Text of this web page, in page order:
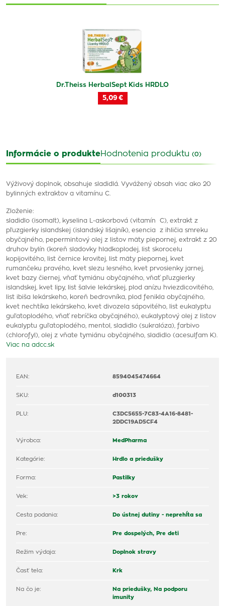
Dr.Theiss HerbalSept Kids HRDLO
5,09 €
Informácie o produkteHodnotenia produktu (0)
Výživový doplnok, obsahuje sladidlá. Vyvážený obsah viac ako 20
bylinných extraktov a vitamínu C.
Zloženie:
sladidlo (isomalt), kyselina L-askorbová (vitamín C), extrakt z
pľuzgierky islandskej (islandský lišajník), esencia z ihličia smreku
obyčajného, pepermintový olej z listov mäty piepornej, extrakt z 20
druhov bylín (koreň sladovky hladkoplodej, list skorocelu
kopijovitého, list černice krovitej, list mäty piepornej, kvet
rumančeku pravého, kvet slezu lesného, kvet prvosienky jarnej,
kvet bazy čiernej, vňať tymiánu obyčajného, vňať pľuzgierky
islandskej, kvet lipy, list šalvie lekárskej, plod anízu hviezdicovitého,
list ibiša lekárskeho, koreň bedrovníka, plod fenikla obyčajného,
kvet nechtíka lekárskeho, kvet divozela sápovitého, list eukalyptu
guľatoplodého, vňať rebríčka obyčajného), eukalyptový olej z listov
eukalyptu guľatoplodého, mentol, sladidlo (sukralóza), farbivo
(chlorofyl), olej z vňate tymiánu obyčajného, sladidlo (acesulfam K).
Viac na adcc.sk
EAN: 8594045474664
SKU: d100313
PLU:
C3DC5655-7C83-4A16-8481-
2DDC19AD5CF4
Výrobca: MedPharma
Kategórie: Hrdlo a priedušky
Forma: Pastilky
Vek: >3 rokov
Cesta podania: Do ústnej dutiny - neprehĺta sa
Pre: Pre dospelých, Pre deti
Režim výdaja: Doplnok stravy
Časť tela: Krk
Na čo je: Na priedušky, Na podporu
imunity